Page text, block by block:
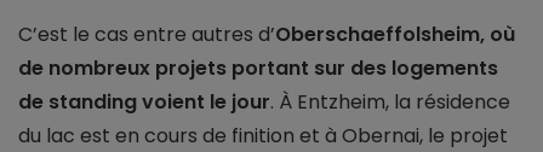
C’est le cas entre autres d’Oberschaeffolsheim, où
de nombreux projets portant sur des logements
de standing voient le jour. À Entzheim, la résidence
du lac est en cours de finition et à Obernai, le projet